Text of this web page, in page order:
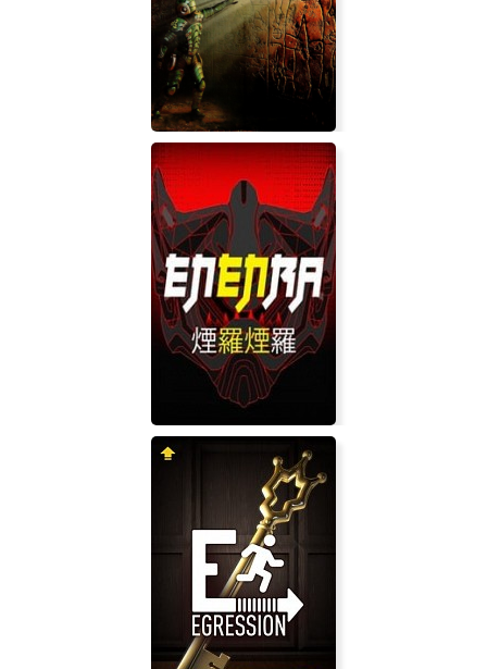
The Journeyman Project 3: Legacy
of Time
ENENRA